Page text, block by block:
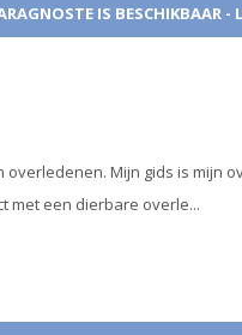
IS BESCHIKBAAR -
Mijn gids is mijn
met een dierbare overle...